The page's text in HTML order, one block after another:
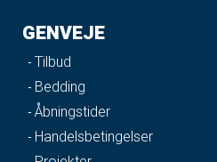
GENVEJE
Tilbud
Bedding
Åbningstider
Handelsbetingelser